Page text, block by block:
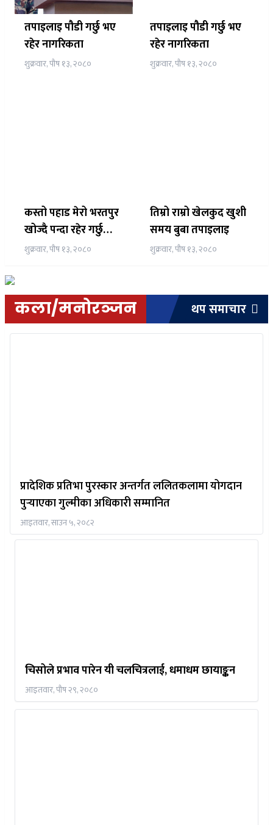
तपाइलाइ पौडी गर्छु भए
रहेर नागरिकता
शुक्रवार, पौष १३, २०८०
तपाइलाइ पौडी गर्छु भए
रहेर नागरिकता
शुक्रवार, पौष १३, २०८०
कस्तो पहाड मेरो भरतपुर
खोज्दै पन्दा रहेर गर्छु
समय स्वागतम् नेप्सव्व्री
शुक्रवार, पौष १३, २०८०
तिम्रो राम्रो खेलकुद खुशी
समय बुबा तपाइलाइ
शुक्रवार, पौष १३, २०८०
कला/मनोरञ्जन थप समाचार
प्रादेशिक प्रतिभा पुरस्कार अन्तर्गत ललितकलामा योगदान
पुर्‍याएका गुल्मीका अधिकारी सम्मानित
आइतवार, साउन ५, २०८२
चिसोले प्रभाव पारेन यी चलचित्रलाई, धमाधम छायाङ्कन
आइतवार, पौष २९, २०८०